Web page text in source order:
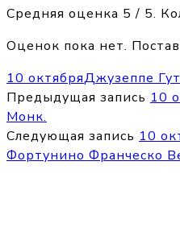
Средняя оценка 5 / 5.
Оценок пока нет.
10 октябряДжузеппе
Предыдущая запись 10
Монк.
Следующая запись 10
Фортунино Франческо